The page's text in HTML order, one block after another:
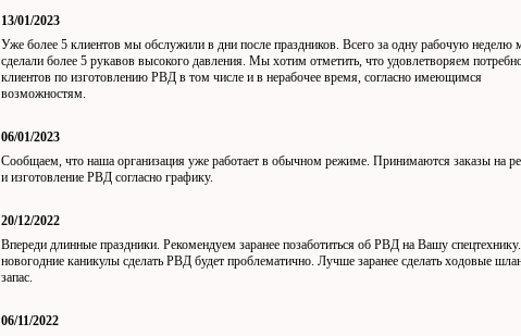
13/01/2023
Уже более 5 клиентов мы обслужили в дни после праздников. Всего за одну рабочую неделю
сделали более 5 рукавов высокого давления. Мы хотим отметить, что удовлетворяем
клиентов по изготовлению РВД в том числе и в нерабочее время, согласно имеющимся
возможностям.
06/01/2023
Сообщаем, что наша организация уже работает в обычном режиме. Принимаются заказы на
и изготовление РВД согласно графику.
20/12/2022
Впереди длинные праздники. Рекомендуем заранее позаботиться об РВД на Вашу
новогодние каникулы сделать РВД будет проблематично. Лучше заранее сделать ходовые
запас.
06/11/2022